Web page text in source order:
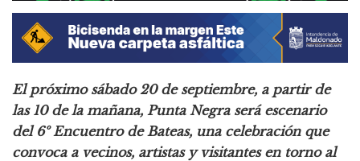
El próximo sábado 20 de septiembre, a partir de
las 10 de la mañana, Punta Negra será escenario
del 6º Encuentro de Bateas, una celebración que
convoca a vecinos, artistas y visitantes en torno al